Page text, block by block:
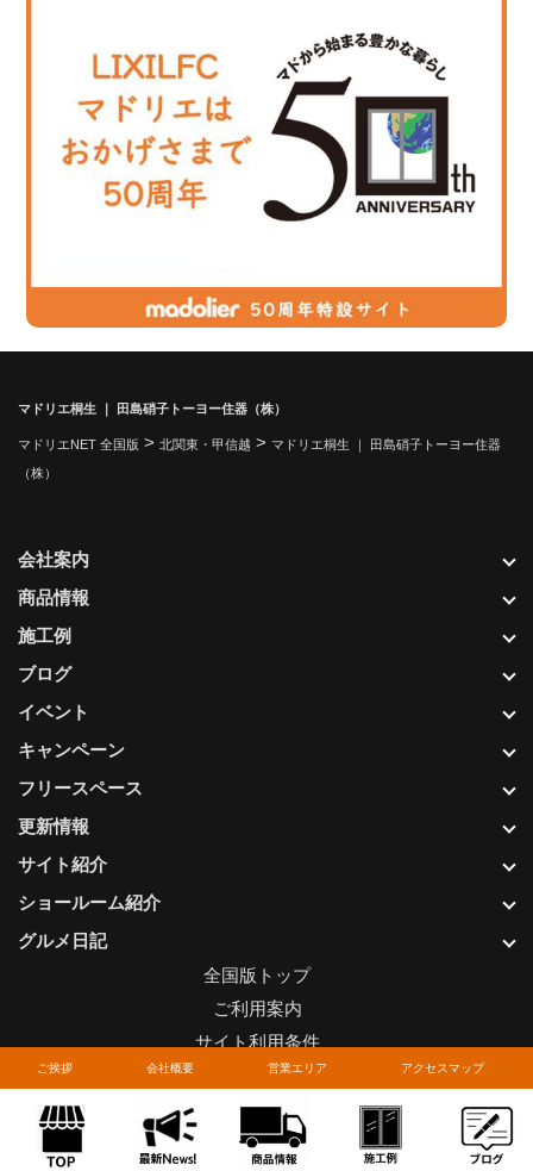
ご挨拶 会社概要 営業エリア アクセスマップ
マドリエ桐生 ｜ 田島硝子トーヨー住器（株）
マドリエNET 全国版 > 北関東・甲信越 > マドリエ桐生 ｜ 田島硝子トーヨー住器
（株）
更新情報
サイト紹介
ショールーム紹介
グルメ日記
会社案内
商品情報
施工例
ブログ
イベント
キャンペーン
フリースペース
全国版トップ
ご利用案内
サイト利用条件
プライバシーポリシー
関連リンク
お問い合わせについて